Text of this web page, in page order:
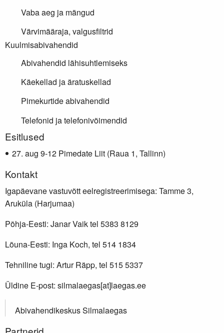
Vaba aeg ja mängud
Värvimääraja, valgusfiltrid
Kuulmisabivahendid
Abivahendid lähisuhtlemiseks
Käekellad ja äratuskellad
Pimekurtide abivahendid
Telefonid ja telefonivõimendid
Lisainfo
Esitlused
aug 9-12 Pimedate Liit (Raua 1, Tallinn)
Kontakt
Igapäevane vastuvõtt eelregistreerimisega: Tamme 3,
Aruküla (Harjumaa)
Põhja-Eesti: Janar Vaik tel 5383 8129
Lõuna-Eesti: Inga Koch, tel 514 1834
Tehniline tugi: Artur Räpp, tel 515 5337
Üldine E-post: silmalaegas[at]laegas.ee
Abivahendikeskus Silmalaegas